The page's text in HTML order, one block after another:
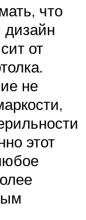
что
дизайн
от
не
этот